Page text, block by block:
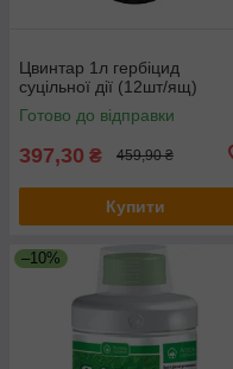
Цвинтар 1л гербіцид
суцільної дії (12шт/ящ)
Готово до відправки
397,30 ₴ 459,90 ₴
Купити
–10%